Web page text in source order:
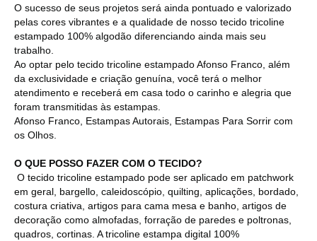
O sucesso de seus projetos será ainda pontuado e valorizado
pelas cores vibrantes e a qualidade de nosso tecido tricoline
estampado 100% algodão diferenciando ainda mais seu
trabalho.
Ao optar pelo tecido tricoline estampado Afonso Franco, além
da exclusividade e criação genuína, você terá o melhor
atendimento e receberá em casa todo o carinho e alegria que
foram transmitidas às estampas.
Afonso Franco, Estampas Autorais, Estampas Para Sorrir com
os Olhos.
O QUE POSSO FAZER COM O TECIDO?
O tecido tricoline estampado pode ser aplicado em patchwork
em geral, bargello, caleidoscópio, quilting, aplicações, bordado,
costura criativa, artigos para cama mesa e banho, artigos de
decoração como almofadas, forração de paredes e poltronas,
quadros, cortinas. A tricoline estampa digital 100%